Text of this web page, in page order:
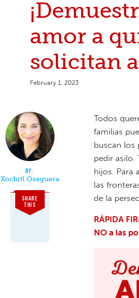
amor a
solicitan
February 1, 2023
Xochitl Oseguera
SHARE
THIS
Todos
familias
buscan los
pedir asilo.
hijos. Para
las
de la
RÁPIDA
NO a las